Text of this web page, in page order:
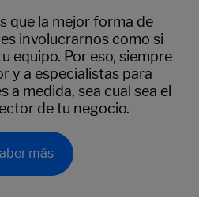
que la mejor forma de
involucrarnos como si
equipo. Por eso, siempre
y a especialistas para
medida, sea cual sea el
de tu negocio.
más